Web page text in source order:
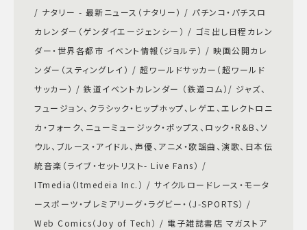
/ ナタリー - 最新ニュース（ナタリー） / パチンコ・パチスロ
カレンダー（ゲンダイエージェンシー） / ゴミ出し日程カレン
ダー・世界各都市 イベント情報（ジョルテ） / 映画公開カレ
ンダー（スティングレイ） / 超ワールドサッカー（超ワールド
サッカー） / 鉄道イベントカレンダー （鉄道コム）/ ジャズ、
フュージョン、クラシック・ヒップホップ、レゲエ、エレクトロニ
カ・フォーク、ニューミュージック・ポップス、ロック・R&B、ソ
ウル、ブルース・アイドル、声優、アニメ・歌謡曲、演歌、日本伝
統音楽（ライブ・セットリスト- Live Fans） /
ITmedia（Itmedeia Inc.） / サイクルロードレース・モータ
ースポーツ・プレミアリーグ・ラグビー・（J-SPORTS） /
Web Comics（Joy of Tech） / 電子雑誌書店 マガストア